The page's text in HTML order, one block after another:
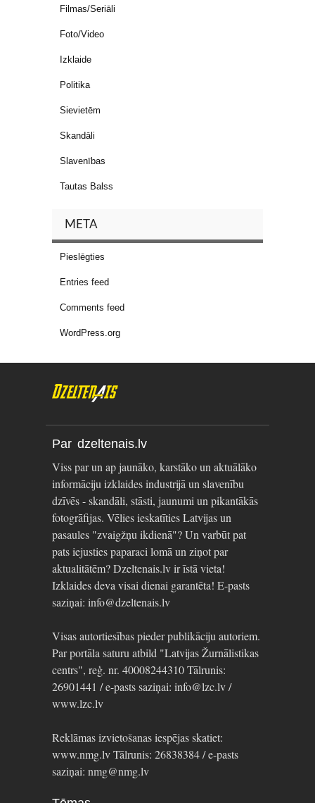
Filmas/Seriāli
Foto/Video
Izklaide
Politika
Sievietēm
Skandāli
Slavenības
Tautas Balss
META
Pieslēgties
Entries feed
Comments feed
WordPress.org
Par dzeltenais.lv
Viss par un ap jaunāko, karstāko un aktuālāko
informāciju izklaides industrijā un slavenību
dzīvēs - skandāli, stāsti, jaunumi un pikantākās
fotogrāfijas. Vēlies ieskatīties Latvijas un
pasaules "zvaigžņu ikdienā"? Un varbūt pat
pats iejusties paparaci lomā un ziņot par
aktualitātēm? Dzeltenais.lv ir īstā vieta!
Izklaides deva visai dienai garantēta! E-pasts
saziņai: info@dzeltenais.lv
Visas autortiesības pieder publikāciju autoriem.
Par portāla saturu atbild "Latvijas Žurnālistikas
centrs", reģ. nr. 40008244310 Tālrunis:
26901441 / e-pasts saziņai: info@lzc.lv /
www.lzc.lv
Reklāmas izvietošanas iespējas skatiet:
www.nmg.lv Tālrunis: 26838384 / e-pasts
saziņai: nmg@nmg.lv